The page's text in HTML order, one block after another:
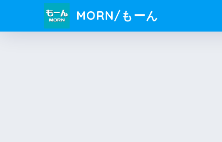
MORN/もーん